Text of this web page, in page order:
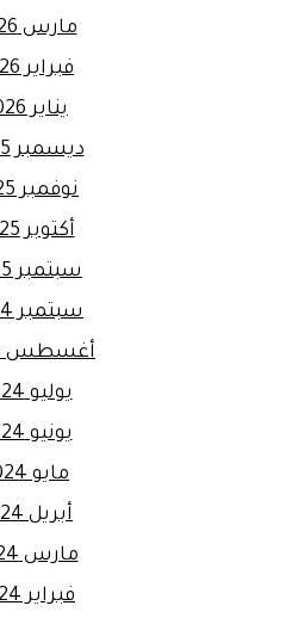
مارس 2026
فبراير 2026
يناير 2026
ديسمبر 2025
نوفمبر 2025
أكتوبر 2025
سبتمبر 2025
سبتمبر 2024
أغسطس 2024
يوليو 2024
يونيو 2024
مايو 2024
أبريل 2024
مارس 2024
فبراير 2024